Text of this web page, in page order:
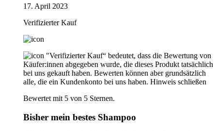
17. April 2023
Verifizierter Kauf
"Verifizierter Kauf“ bedeutet, dass die Bewertung von
Käufer:innen abgegeben wurde, die dieses Produkt tatsächlich
bei uns gekauft haben. Bewerten können aber grundsätzlich
alle, die ein Kundenkonto bei uns haben. Hinweis schließen
Bewertet mit 5 von 5 Sternen.
Bisher mein bestes Shampoo